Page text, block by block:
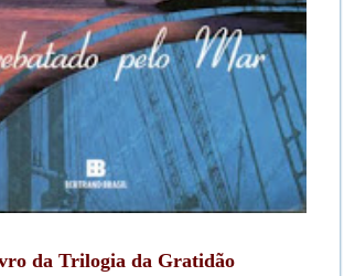
da Trilogia da Gratidão